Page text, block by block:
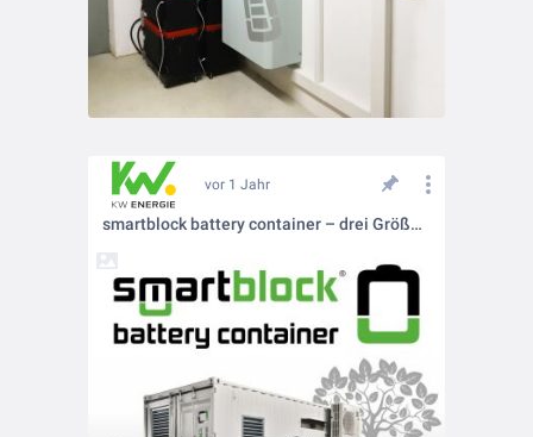
vor 1 Jahr
smartblock battery container – drei Größen - unzählige Möglichkeiten!